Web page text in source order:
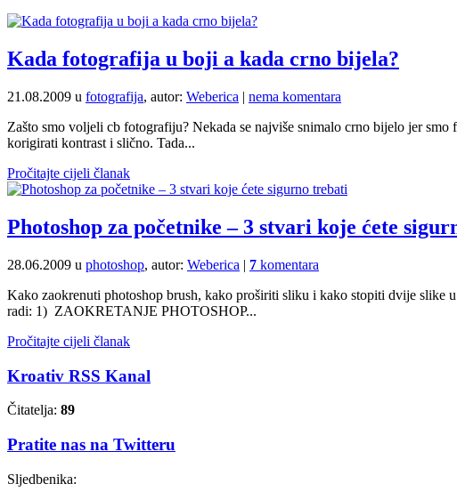
Kada fotografija u boji a kada crno bijela?
21.08.2009 u fotografija, autor: Weberica | nema komentara
Zašto smo voljeli cb fotografiju? Nekada se najviše snimalo crno bijelo jer
korigirati kontrast i slično. Tada...
Pročitajte cijeli članak
Photoshop za početnike – 3 stvari koje ćete
28.06.2009 u photoshop, autor: Weberica | 7 komentara
Kako zaokrenuti photoshop brush, kako proširiti sliku i kako stopiti dvije slike
radi: 1) ZAOKRETANJE PHOTOSHOP...
Pročitajte cijeli članak
Kroativ RSS Kanal
Čitatelja: 89
Pratite nas na Twitteru
Sljedbenika: